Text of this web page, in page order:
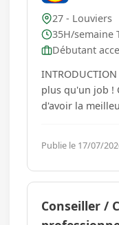
27 - Louviers
35H/semaine
Débutant
INTRODUCTION Travailler chez Lidl, c'est bien
plus qu'un job ! C'est permettre à nos clients
d'avoir la
tu intègres
où tu peux
réacti...
Publie le 17/07/
Conseiller /